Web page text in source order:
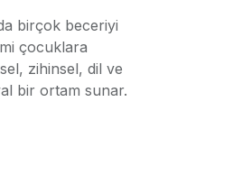
birçok beceriyi
çocuklara
zihinsel, dil ve
bir ortam sunar.